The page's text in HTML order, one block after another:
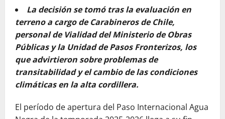
La decisión se tomó tras la evaluación en
terreno a cargo de Carabineros de Chile,
personal de Vialidad del Ministerio de Obras
Públicas y la Unidad de Pasos Fronterizos, los
que advirtieron sobre problemas de
transitabilidad y el cambio de las condiciones
climáticas en la alta cordillera.
​El período de apertura del Paso Internacional Agua